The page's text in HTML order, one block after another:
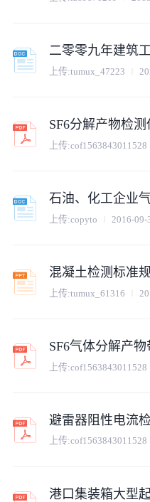
二零零九年建筑
上传:tumux_47223
上传:cof1563843011528
石油、化工企业
上传:copyto 2016-09-
混凝土检测标准
上传:tumux_61316
上传:cof1563843011528
上传:cof1563843011528
港口集装箱大型